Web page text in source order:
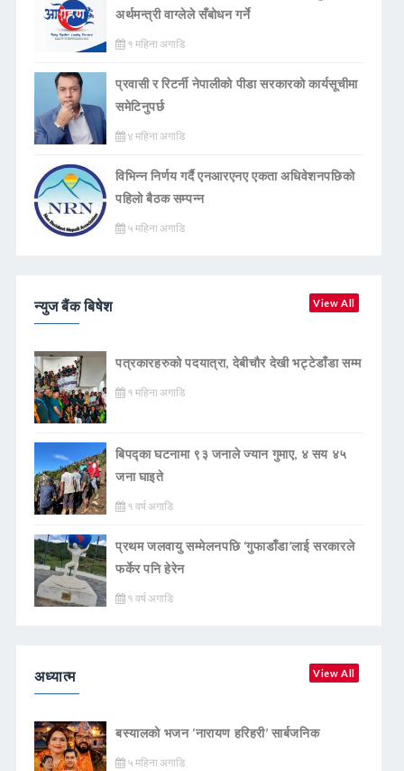
अर्थमन्त्री वाग्लेले सँबोधन गर्ने
१ महिना अगाडि
प्रवासी र रिटर्नी नेपालीको पीडा सरकारको कार्यसूचीमा
समेटिनुपर्छ
४ महिना अगाडि
विभिन्न निर्णय गर्दै एनआरएनए एकता अधिवेशनपछिको
पहिलो बैठक सम्पन्न
५ महिना अगाडि
न्युज बैंक बिषेश View All
पत्रकारहरुको पदयात्रा, देबीचौर देखी भट्टेडाँडा सम्म
१ महिना अगाडि
बिपद्का घटनामा ९३ जनाले ज्यान गुमाए, ४ सय ४५
जना घाइते
१ वर्ष अगाडि
प्रथम जलवायु सम्मेलनपछि ‘गुफाडाँडा’लाई सरकारले
फर्केर पनि हेरेन
१ वर्ष अगाडि
अध्यात्म View All
बस्यालको भजन ‘नारायण हरिहरी’ सार्बजनिक
५ महिना अगाडि